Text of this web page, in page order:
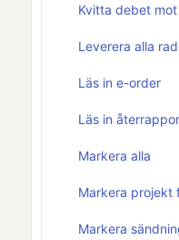
Kvitta debet
Leverera alla
Läs in e-order
Läs in
Markera alla
Markera projekt
Markera